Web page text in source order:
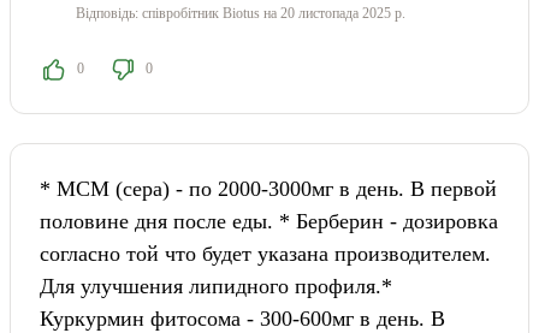
Відповідь: співробітник Biotus на 20 листопада 2025 р.
0 0
* МСМ (сера) - по 2000-3000мг в день. В первой
половине дня после еды. * Берберин - дозировка
согласно той что будет указана производителем.
Для улучшения липидного профиля.*
Куркурмин фитосома - 300-600мг в день. В